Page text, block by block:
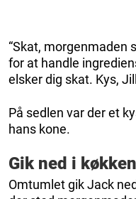
“Skat, morgenmaden
for at handle
elsker dig skat. Kys,
På sedlen var der et
hans kone.
Gik ned i
Omtumlet gik Jack